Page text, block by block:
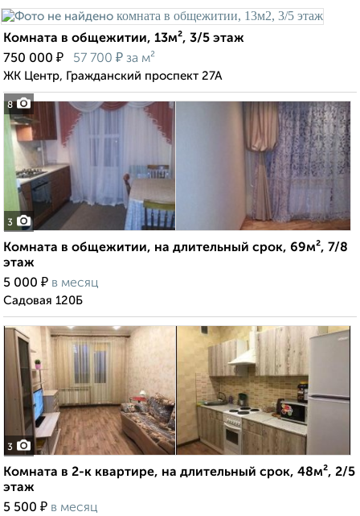
8
Комната в общежитии, 13м², 3/5 этаж
750 000 ₽ 57 700 ₽ за м²
ЖК Центр, Гражданский проспект 27А
3
Комната в общежитии, на длительный срок, 69м², 7/8
этаж
5 000 ₽ в месяц
Садовая 120Б
3
Комната в 2-к квартире, на длительный срок, 48м², 2/5
этаж
5 500 ₽ в месяц